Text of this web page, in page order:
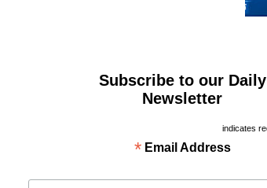
Subscribe to our Daily
Newsletter
Email Address
*